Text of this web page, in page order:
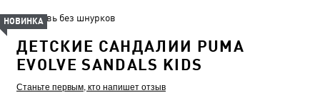
Обувь без шнурков
ДЕТСКИЕ САНДАЛИИ PUMA
EVOLVE SANDALS KIDS
Станьте первым, кто напишет отзыв
НОВИНКА